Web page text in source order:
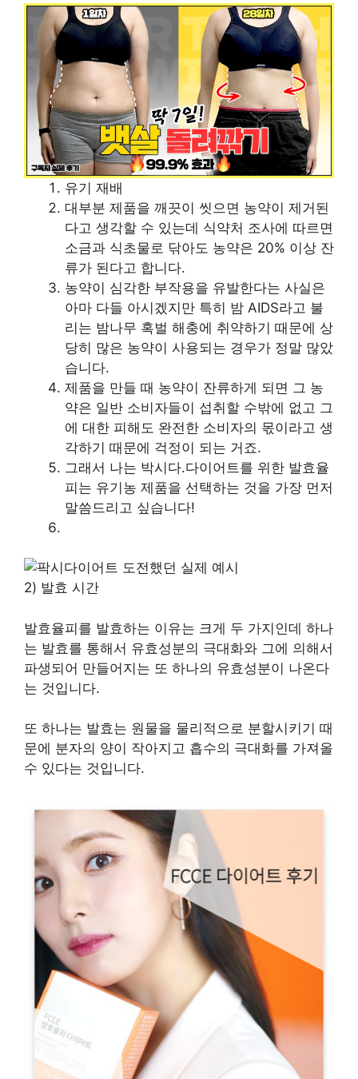
유기 재배
대부분 제품을 깨끗이 씻으면 농약이 제거된
다고 생각할 수 있는데 식약처 조사에 따르면
소금과 식초물로 닦아도 농약은 20% 이상 잔
류가 된다고 합니다.
농약이 심각한 부작용을 유발한다는 사실은
아마 다들 아시겠지만 특히 밤 AIDS라고 불
리는 밤나무 혹벌 해충에 취약하기 때문에 상
당히 많은 농약이 사용되는 경우가 정말 많았
습니다.
제품을 만들 때 농약이 잔류하게 되면 그 농
약은 일반 소비자들이 섭취할 수밖에 없고 그
에 대한 피해도 완전한 소비자의 몫이라고 생
각하기 때문에 걱정이 되는 거죠.
그래서 나는 박시다.다이어트를 위한 발효율
피는 유기농 제품을 선택하는 것을 가장 먼저
말씀드리고 싶습니다!
2) 발효 시간
발효율피를 발효하는 이유는 크게 두 가지인데 하나
는 발효를 통해서 유효성분의 극대화와 그에 의해서
파생되어 만들어지는 또 하나의 유효성분이 나온다
는 것입니다.
또 하나는 발효는 원물을 물리적으로 분할시키기 때
문에 분자의 양이 작아지고 흡수의 극대화를 가져올
수 있다는 것입니다.